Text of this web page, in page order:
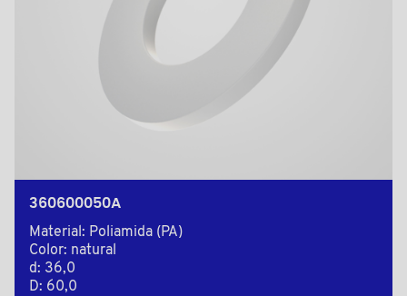
360600050A
Material: Poliamida (PA)
Color: natural
d: 36,0
D: 60,0